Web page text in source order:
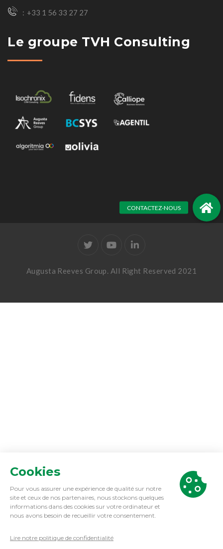
+33 1 56 33 27 27
Le groupe TVH Consulting
Augusta Reeves Group. All Right Reserved 2021